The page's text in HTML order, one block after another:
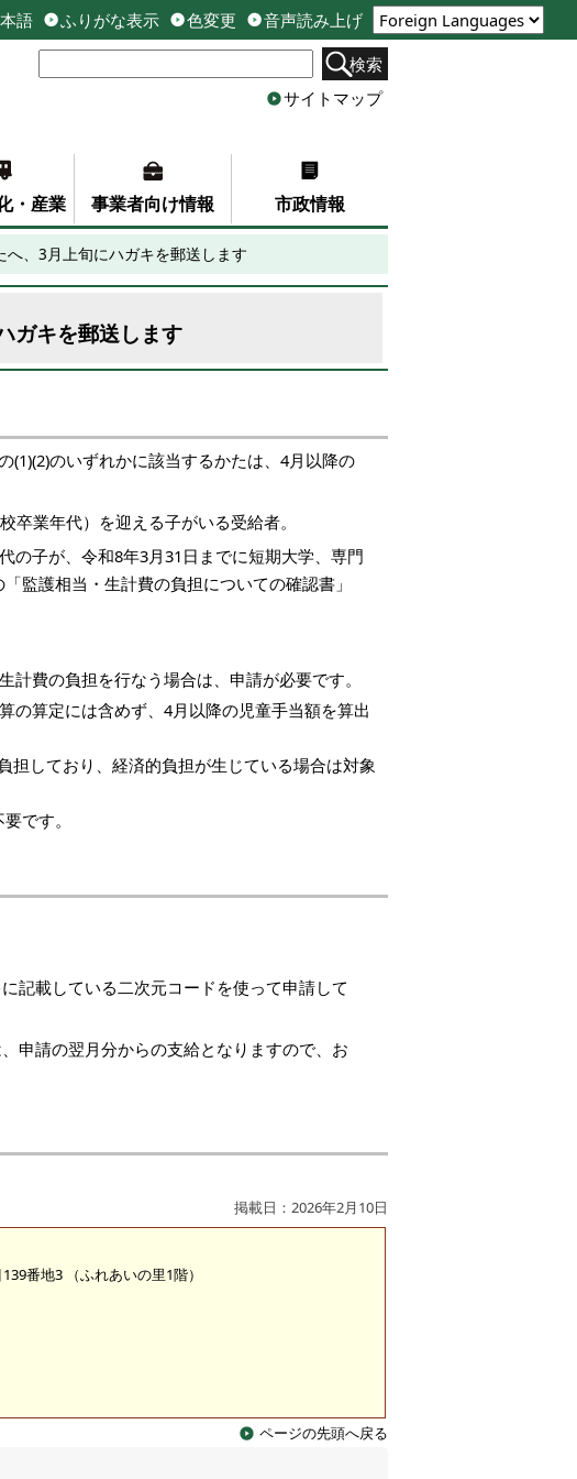
語 ふりがな表示 色変更
音声読み上げ
検索
サイトマップ
・産業 事業者向け情報 市政情報
へ、3月上旬にハガキを郵送します
ガキを郵送します
のいずれかに該当するかたは、4月以降の
卒業年代）を迎える子がいる受給者。
の子が、令和8年3月31日までに短期大学、専門
監護相当・生計費の負担についての確認書」
費の負担を行なう場合は、申請が必要です。
の算定には含めず、4月以降の児童手当額を算出
担しており、経済的負担が生じている場合は対象
です。
記載している二次元コードを使って申請して
申請の翌月分からの支給となりますので、お
掲載日：2026年2月10日
番地3 （ふれあいの里1階）
ページの先頭へ戻る